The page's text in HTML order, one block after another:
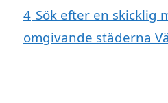
4 Sök efter en skicklig
omgivande städerna